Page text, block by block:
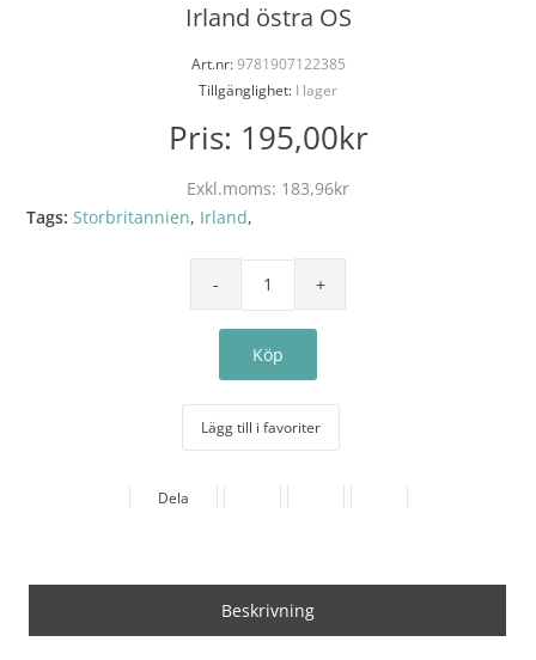
Irland östra OS
Art.nr:9781907122385
Tillgänglighet: I lager
Pris: 195,00kr
Exkl.moms: 183,96kr
Tags: Storbritannien, Irland,
Lägg till i favoriter
Dela
Beskrivning